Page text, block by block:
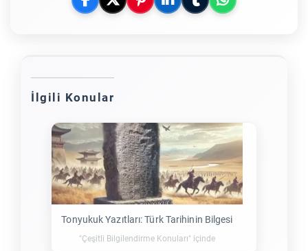
İlgili Konular
Tonyukuk Yazıtları: Türk Tarihinin Bilgesi
"Çeşitli Bilgilendirme Konuları" içinde